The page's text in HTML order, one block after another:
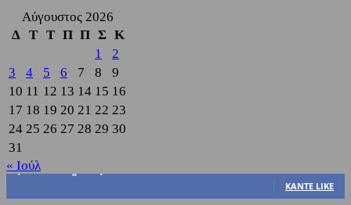
Αύγουστος 2026
Δ
Τ Τ Π Π Σ Κ
1
2
3
4 5 6 7 8
9
10 11 12 13 14 15 16
17 18 19 20 21 22 23
24 25 26 27 28 29 30
31
« Ιούλ
3,822
ΚΆΝΤΕ LIKE